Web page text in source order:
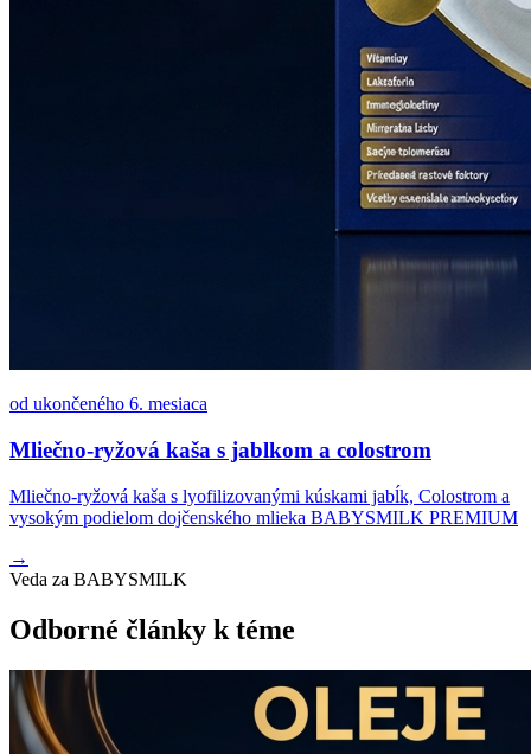
od ukončeného 6. mesiaca
Mliečno-ryžová kaša s jablkom a colostrom
Mliečno-ryžová kaša s lyofilizovanými kúskami jabĺk, Colostrom a
vysokým podielom dojčenského mlieka BABYSMILK PREMIUM
→
Veda za BABYSMILK
Odborné články k téme